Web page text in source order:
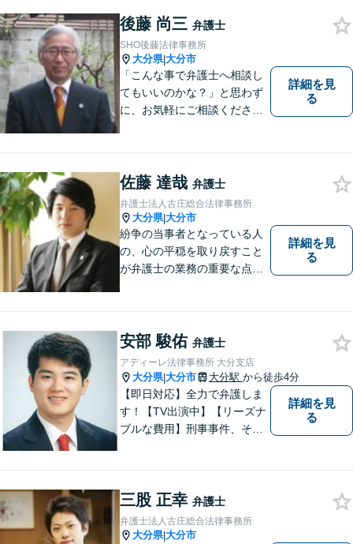
後藤 尚三 弁護士
SHO後藤法律事務所
大分県|大分市
「こんな事で弁護士へ相談し
てもいいのかな？」と思わず
に、お気軽にご相談くださ
詳細を見
る
佐藤 達哉 弁護士
弁護士法人古庄総合法律事務所
大分県|大分市
紛争の当事者となっている人
の、心の平穏を取り戻すこと
が弁護士の業務の重要な点と
詳細を見
る
安部 駿佑 弁護士
アディーレ法律事務所 大分支店
大分県|大分市 大分駅 から徒歩4分
【即日対応】全力で弁護しま
す！【TV出演中】【リーズナ
ブルな費用】刑事事件、その
分駅４分】
詳細を見
る
三股 正幸 弁護士
弁護士法人古庄総合法律事務所
大分県|大分市